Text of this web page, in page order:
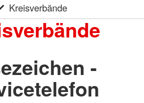
Kreisverbände
-